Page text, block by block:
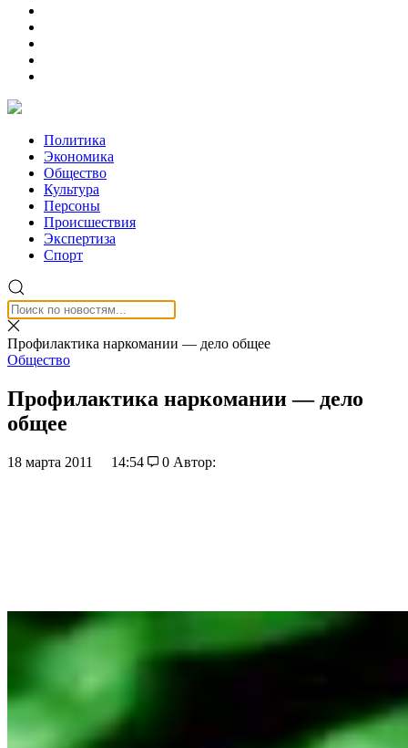
Политика
Экономика
Общество
Культура
Персоны
Происшествия
Экспертиза
Спорт
Профилактика наркомании — дело общее
Общество
Профилактика наркомании — дело
общее
18 марта 2011 14:54 0 Автор: